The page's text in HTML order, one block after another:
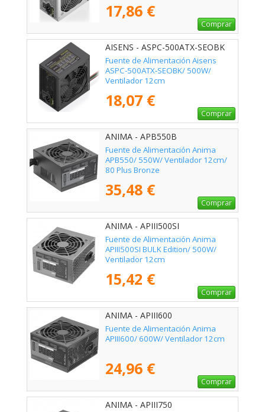
17,86 €
Comprar
AISENS - ASPC-500ATX-SEOBK
Fuente de Alimentación Aisens
ASPC-500ATX-SEOBK/ 500W/
Ventilador 12cm
18,07 €
Comprar
ANIMA - APB550B
Fuente de Alimentación Anima
APB550/ 550W/ Ventilador 12cm/
80 Plus Bronze
35,48 €
Comprar
ANIMA - APIII500SI
Fuente de Alimentación Anima
APIII500SI BULK Edition/ 500W/
Ventilador 12cm
15,42 €
Comprar
ANIMA - APIII600
Fuente de Alimentación Anima
APIII600/ 600W/ Ventilador 12cm
24,96 €
Comprar
ANIMA - APIII750